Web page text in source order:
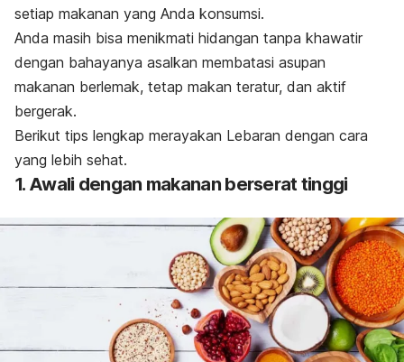
setiap makanan yang Anda konsumsi.
Anda masih bisa menikmati hidangan tanpa khawatir
dengan bahayanya asalkan membatasi asupan
makanan berlemak, tetap makan teratur, dan aktif
bergerak.
Berikut tips lengkap merayakan Lebaran dengan cara
yang lebih sehat.
1. Awali dengan makanan berserat tinggi